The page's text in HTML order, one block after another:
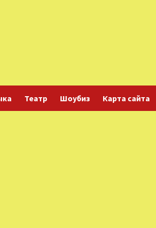
Театр Шоубиз Карта сайта